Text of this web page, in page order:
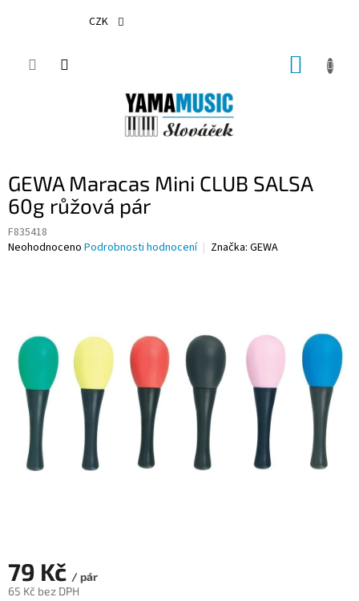
CZK
GEWA Maracas Mini CLUB SALSA
60g růžová pár
F835418
Průměrné
hvězdiček.
Neohodnoceno Podrobnosti hodnocení Značka: GEWA
79 Kč / pár
65 Kč bez DPH